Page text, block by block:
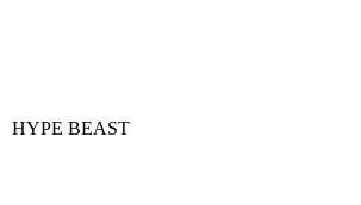
HYPE BEAST